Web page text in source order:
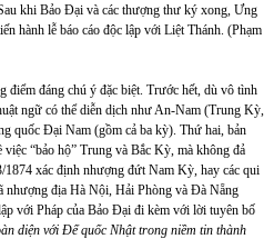
khi Bảo Đại và các thượng thư ký xong, Ưng
hành lễ báo cáo độc lập với Liệt Thánh. (Phạm
điểm đáng chú ý đặc biệt. Trước hết, dù vô tình
ngữ có thể diễn dịch như An-Nam (Trung Kỳ,
quốc Đại Nam (gồm cả ba kỳ). Thứ hai, bản
“bảo hộ” Trung và Bắc Kỳ, mà không đả
1874 xác định nhượng đứt Nam Kỳ, hay các qui
nhượng địa Hà Nội, Hải Phòng và Đà Nẵng
với Pháp của Bảo Đại đi kèm với lời tuyên bố
diện với Đế quốc Nhật trong niềm tin thành